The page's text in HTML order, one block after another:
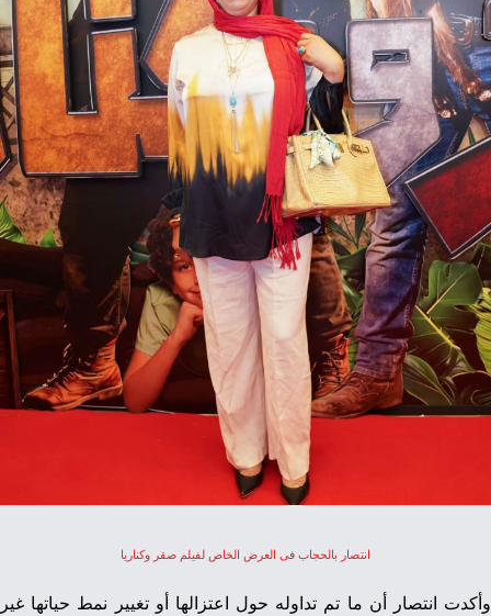
انتصار بالحجاب فى العرض الخاص لفيلم صقر وكناريا
وأكدت انتصار أن ما تم تداوله حول اعتزالها أو تغيير نمط حياتها غير